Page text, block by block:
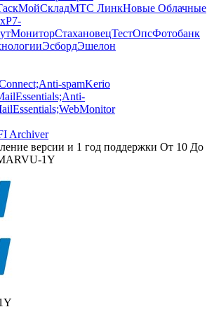
МойСкладМТС ЛинкНовые Облачные
Р7-
СтахановецТестОпсФотобанк
ЭсбордЭшелон
spamKerio
Archiver
версии и 1 год поддержки От 10 До
1Y